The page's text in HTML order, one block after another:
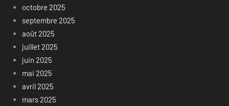
octobre 2025
septembre 2025
août 2025
juillet 2025
juin 2025
mai 2025
avril 2025
mars 2025